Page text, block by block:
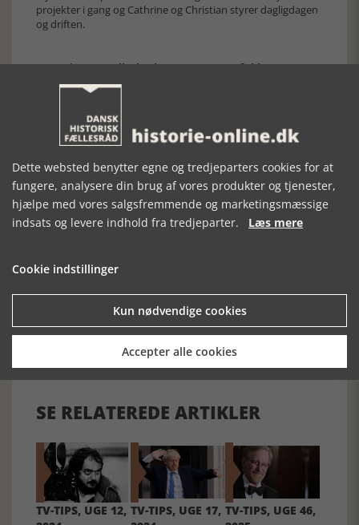
projekter i gang og Cathrine og Christian styrer dagligdagen
og driften.
Dronningerne Elizabeth I og II: De magtfulde
DR2, 5. december, kl. 23:25
Golden Queens) Elizabeth den Første og Anden kom begge
fra et liv i skyggen. Men helt uventede begivenheder
lighedspunkter mellem de to dronninger - der begge har
overvundet tragedier og modgang og sikret sig en plads i
historien som to af Storbritanniens længst siddende og
dygtigste monarker.
[Historie-online.dk, den 28. november 2023]
Forrige artikel
SE RELATEREDE ARTIKLER
TV-TIPS, UGE 12, TV-TIPS, UGE 17, TV-TIPS, UGE 46,
Dette websted benytter egne og tredjeparters cookies for at
fungere, analysere din brug af vores produkter og tjenester,
hjælpe med vores salgsfremmende og marketingsmæssige
indsats og levere indhold fra tredjeparter. Læs mere
Cookie indstillinger
Kun nødvendige cookies
Accepter alle cookies